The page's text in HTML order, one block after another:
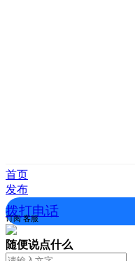
首页
发布
拨打电话
订阅 客服
随便说点什么